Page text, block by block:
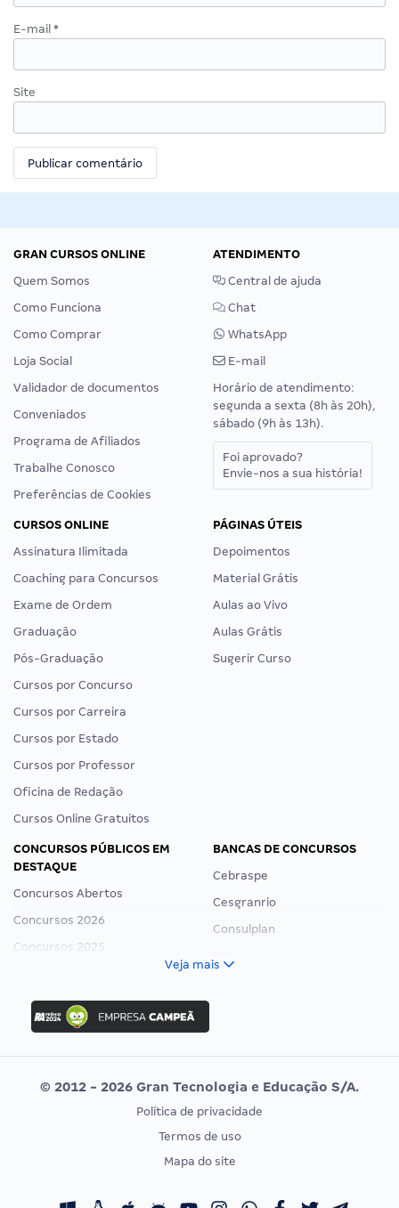
E-mail *
Site
GRAN CURSOS ONLINE
Quem Somos
Como Funciona
Como Comprar
Loja Social
Validador de documentos
Conveniados
Programa de Afiliados
Trabalhe Conosco
Preferências de Cookies
ATENDIMENTO
Central de ajuda
Chat
WhatsApp
E-mail
Horário de atendimento:
segunda a sexta (8h às 20h),
sábado (9h às 13h).
Foi aprovado?
Envie-nos a sua história!
CURSOS ONLINE
Assinatura Ilimitada
Coaching para Concursos
Exame de Ordem
Graduação
Pós-Graduação
Cursos por Concurso
Cursos por Carreira
Cursos por Estado
Cursos por Professor
Oficina de Redação
Cursos Online Gratuitos
PÁGINAS ÚTEIS
Depoimentos
Material Grátis
Aulas ao Vivo
Aulas Grátis
Sugerir Curso
CONCURSOS PÚBLICOS EM
DESTAQUE
Concursos Abertos
Concursos 2026
Concursos 2025
Concurso Ibama
Concurso MPU
Editais publicados
BANCAS DE CONCURSOS
Cebraspe
Cesgranrio
Consulplan
Vunesp
CONCURSOS POR PROFISSÃO
Concursos Fiscais
EXAME DE ORDEM
Calendário OAB
Veja mais
© 2012 - 2026 Gran Tecnologia e Educação S/A.
Política de privacidade
Termos de uso
Mapa do site